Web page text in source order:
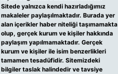
Sitede yalnızca kendi hazırladığımız
makaleler paylaşılmaktadır. Burada yer
alan içerikler haber niteliği taşımamakta
olup, gerçek kurum ve kişiler hakkında
paylaşım yapılmamaktadır. Gerçek
kurum ve kişiler ile isim benzerlikleri
tamamen tesadüfidir. Sitemizdeki
bilgiler taslak halindedir ve tavsiye